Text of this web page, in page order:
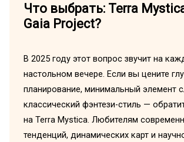
Что выбрать: Terra
Gaia Project?
В 2025 году этот вопрос звучит на
настольном вечере. Если вы цените
планирование, минимальный элемент
классический фэнтези-стиль —
на Terra Mystica. Любителям
тенденций, динамических карт и